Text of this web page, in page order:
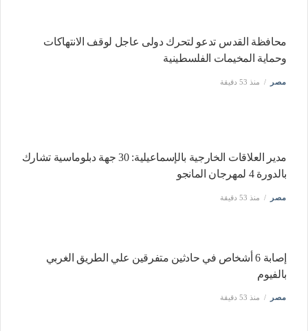
محافظة القدس تدعو لتحرك دولى عاجل لوقف الانتهاكات
وحماية المخيمات الفلسطينية
مصر منذ 53 دقيقة
مدير العلاقات الخارجية بالإسماعيلية: 30 جهة دبلوماسية تشارك
بالدورة 4 لمهرجان المانجو
مصر منذ 53 دقيقة
إصابة 6 أشخاص في حادثين متفرقين علي الطريق الغربي
بالفيوم
مصر منذ 53 دقيقة